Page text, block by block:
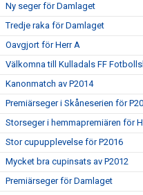
Ny seger för Damlaget
Tredje raka för Damlaget
Oavgjort för Herr A
Välkomna till Kulladals FF
Kanonmatch av P2014
Premiärseger i Skåneserien för
Storseger i hemmapremiären för
Stor cupupplevelse för P2016
Mycket bra cupinsats av P2012
Premiärseger för Damlaget